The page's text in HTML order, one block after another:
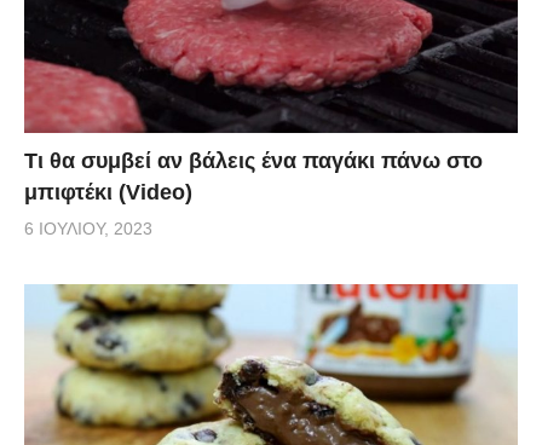
Τι θα συμβεί αν βάλεις ένα παγάκι πάνω στο
μπιφτέκι (Video)
6 ΙΟΥΛΊΟΥ, 2023